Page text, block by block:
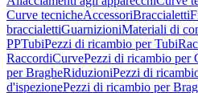
Curve tecnicheAccessoriBraccialetti
braccialettiGuarnizioniMateriali di
PPTubiPezzi di ricambio per Tubi
RaccordiCurvePezzi di ricambio per
per BragheRiduzioniPezzi di
d'ispezionePezzi di ricambio per